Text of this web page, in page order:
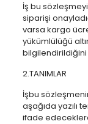
İş bu
siparişi
varsa kargo
yükümlülüğü
2.TANIMLAR
İşbu
aşağıda yazılı
ifade